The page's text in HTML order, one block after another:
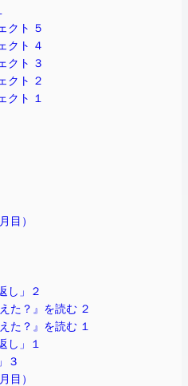
クト ５
クト ４
クト ３
クト ２
クト １
目）
し」２
た？』を読む ２
た？』を読む １
し」１
３
目）